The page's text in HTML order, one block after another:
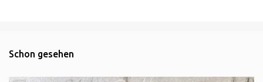
Schon gesehen